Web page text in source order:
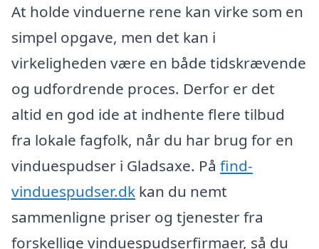
At holde vinduerne rene kan virke som en
simpel opgave, men det kan i
virkeligheden være en både tidskrævende
og udfordrende proces. Derfor er det
altid en god ide at indhente flere tilbud
fra lokale fagfolk, når du har brug for en
vinduespudser i Gladsaxe. På find-
vinduespudser.dk kan du nemt
sammenligne priser og tjenester fra
forskellige vinduespudserfirmaer, så du